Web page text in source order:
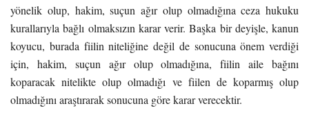
yönelik olup, hakim, suçun ağır olup olmadığına ceza hukuku
kurallarıyla bağlı olmaksızın karar verir. Başka bir deyişle, kanun
koyucu, burada fiilin niteliğine değil de sonucuna önem verdiği
için, hakim, suçun ağır olup olmadığına, fiilin aile bağını
koparacak nitelikte olup olmadığı ve fiilen de koparmış olup
olmadığını araştırarak sonucuna göre karar verecektir.